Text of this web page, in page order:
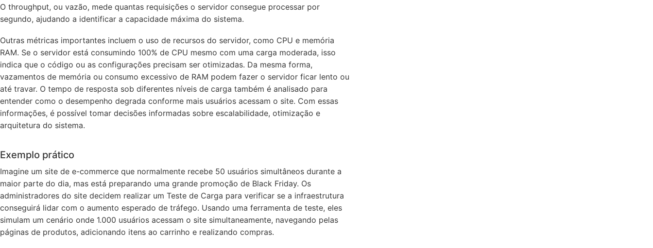
O throughput, ou vazão, mede quantas requisições o servidor consegue processar por
segundo, ajudando a identificar a capacidade máxima do sistema.
Outras métricas importantes incluem o uso de recursos do servidor, como CPU e memória
RAM. Se o servidor está consumindo 100% de CPU mesmo com uma carga moderada, isso
indica que o código ou as configurações precisam ser otimizadas. Da mesma forma,
vazamentos de memória ou consumo excessivo de RAM podem fazer o servidor ficar lento ou
até travar. O tempo de resposta sob diferentes níveis de carga também é analisado para
entender como o desempenho degrada conforme mais usuários acessam o site. Com essas
informações, é possível tomar decisões informadas sobre escalabilidade, otimização e
arquitetura do sistema.
Exemplo prático
Imagine um site de e-commerce que normalmente recebe 50 usuários simultâneos durante a
maior parte do dia, mas está preparando uma grande promoção de Black Friday. Os
administradores do site decidem realizar um Teste de Carga para verificar se a infraestrutura
conseguirá lidar com o aumento esperado de tráfego. Usando uma ferramenta de teste, eles
simulam um cenário onde 1.000 usuários acessam o site simultaneamente, navegando pelas
páginas de produtos, adicionando itens ao carrinho e realizando compras.